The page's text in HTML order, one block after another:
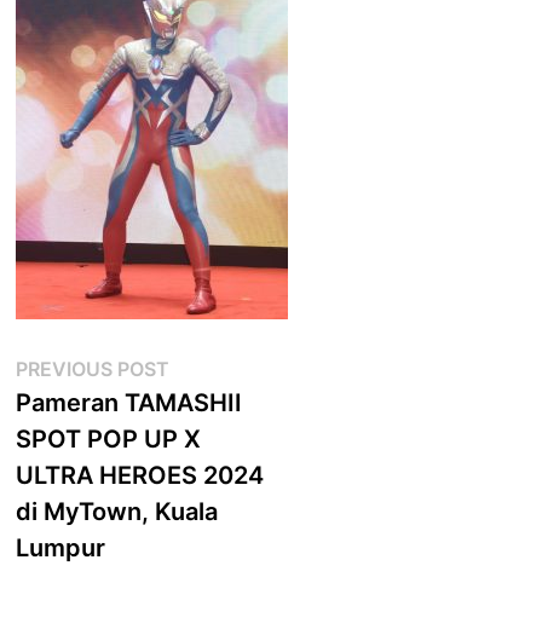
Post
navigation
PREVIOUS POST
post:
Pameran TAMASHII
SPOT POP UP X
ULTRA HEROES 2024
di MyTown, Kuala
Lumpur